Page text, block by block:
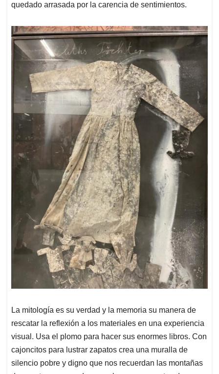
quedado arrasada por la carencia de sentimientos.
La mitología es su verdad y la memoria su manera de
rescatar la reflexión a los materiales en una experiencia
visual. Usa el plomo para hacer sus enormes libros. Con
cajoncitos para lustrar zapatos crea una muralla de
silencio pobre y digno que nos recuerdan las montañas